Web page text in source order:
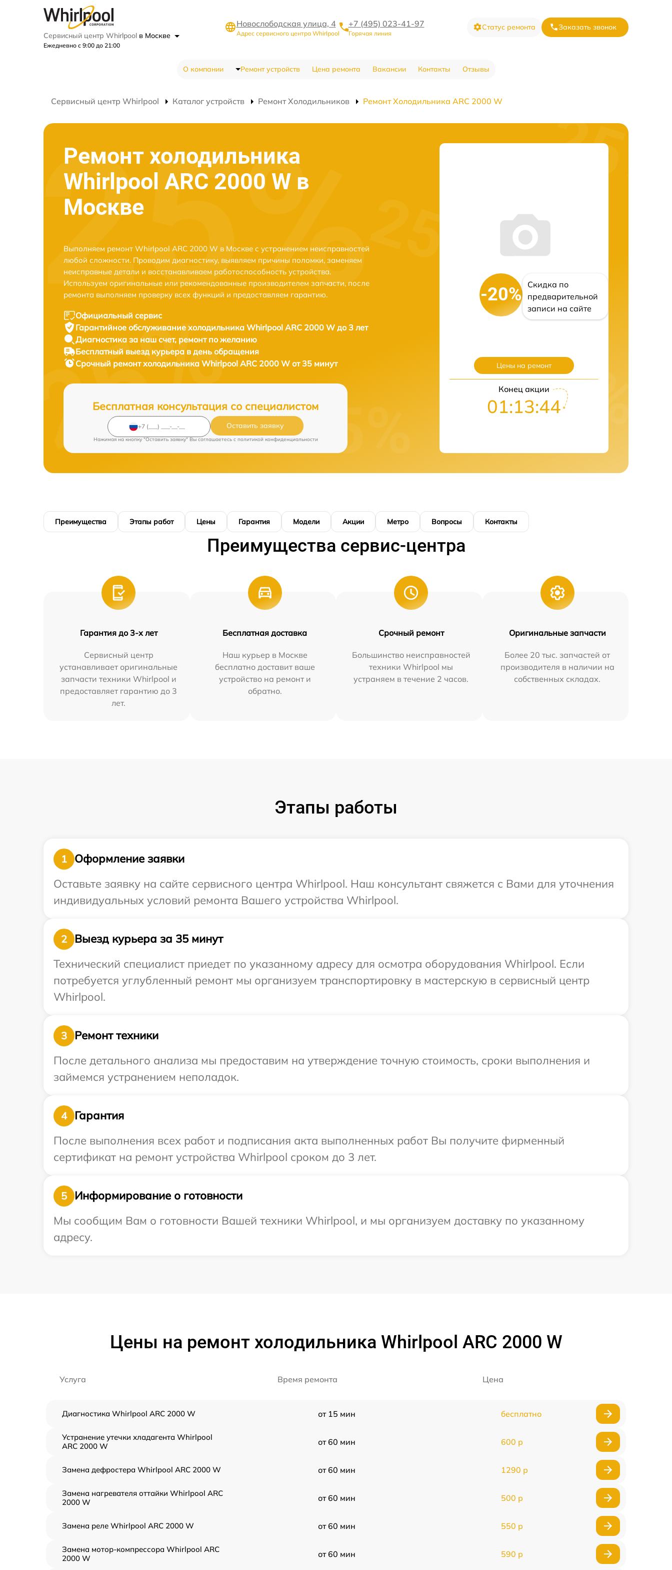
Сервисный центр Whirlpool в Москве
Ежедневно с 9:00 до 21:00
Новослободская улица, 4
Адрес сервисного центра Whirlpool
+7 (495) 023-41-97
Горячая линия
Статус ремонта Заказать звонок
О компании Ремонт устройств Цена ремонта Вакансии Контакты Отзывы
Сервисный центр Whirlpool Каталог устройств Ремонт Холодильников Ремонт Холодильника ARC 2000 W
Ремонт холодильника
Whirlpool ARC 2000 W в
Москве
Выполняем ремонт Whirlpool ARC 2000 W в Москве с устранением неисправностей
любой сложности. Проводим диагностику, выявляем причины поломки, заменяем
неисправные детали и восстанавливаем работоспособность устройства.
Используем оригинальные или рекомендованные производителем запчасти, после
ремонта выполняем проверку всех функций и предоставляем гарантию.
Официальный сервис
Гарантийное обслуживание холодильника Whirlpool ARC 2000 W до 3 лет
Диагностика за наш счет, ремонт по желанию
Бесплатный выезд курьера в день обращения
Срочный ремонтхолодильника Whirlpool ARC 2000 W от 35 минут
Бесплатная консультация со специалистом
Оставить заявку
Нажимая на кнопку "Оставить заявку" Вы соглашаетесь c политикой конфиденциальности
-20%
Скидка по
предварительной
записи на сайте
Цены на ремонт
Конец акции
01:13:43
Преимущества Этапы работ Цены Гарантия Модели Акции Метро Вопросы Контакты
Преимущества сервис-центра
Гарантия до 3-х лет
Сервисный центр
устанавливает оригинальные
запчасти техники Whirlpool и
предоставляет гарантию до 3
лет.
Бесплатная доставка
Наш курьер в Москве
бесплатно доставит ваше
устройство на ремонт и
обратно.
Срочный ремонт
Большинство неисправностей
техники Whirlpool мы
устраняем в течение 2 часов.
Оригинальные запчасти
Более 20 тыс. запчастей от
производителя в наличии на
собственных складах.
Этапы работы
1
Оформление заявки
Оставьте заявку на сайте сервисного центра Whirlpool. Наш консультант свяжется с Вами для уточнения
индивидуальных условий ремонта Вашего устройства Whirlpool.
2
Выезд курьера за 35 минут
Технический специалист приедет по указанному адресу для осмотра оборудования Whirlpool. Если
потребуется углубленный ремонт мы организуем транспортировку в мастерскую в сервисный центр
Whirlpool.
3
Ремонт техники
После детального анализа мы предоставим на утверждение точную стоимость, сроки выполнения и
займемся устранением неполадок.
4
Гарантия
После выполнения всех работ и подписания акта выполненных работ Вы получите фирменный
сертификат на ремонт устройства Whirlpool сроком до 3 лет.
5
Информирование о готовности
Мы сообщим Вам о готовности Вашей техники Whirlpool, и мы организуем доставку по указанному
адресу.
Цены на ремонт холодильника Whirlpool ARC 2000 W
Услуга Время ремонта Цена
Диагностика Whirlpool ARC 2000 W от 15 мин бесплатно
Устранение утечки хладагента Whirlpool
ARC 2000 W
от 60 мин 600 р
Замена дефростера Whirlpool ARC 2000 W от 60 мин 1290 р
Замена нагревателя оттайки Whirlpool ARC
2000 W
от 60 мин 500 р
Замена реле Whirlpool ARC 2000 W от 60 мин 550 р
Замена мотор-компрессора Whirlpool ARC
2000 W
от 60 мин 590 р